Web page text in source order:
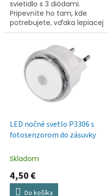
svietidlo s 3 diódami.
Pripevníte ho tam, kde
potrebujete, vďaka lepiacej
časti na zadnej strane.
LED nočné svetlo P3306 s
fotosenzorom do zásuvky
Skladom
4,50 €
Do košíka